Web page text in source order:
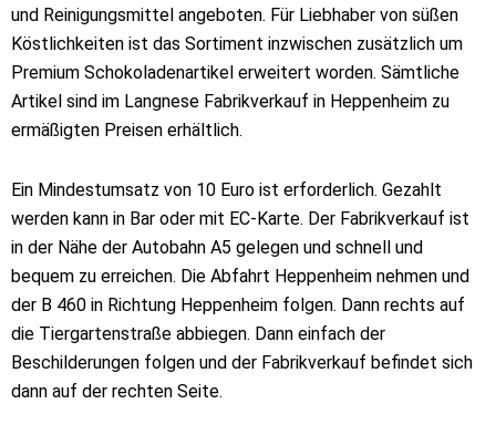
und Reinigungsmittel angeboten. Für Liebhaber von süßen
Köstlichkeiten ist das Sortiment inzwischen zusätzlich um
Premium Schokoladenartikel erweitert worden. Sämtliche
Artikel sind im Langnese Fabrikverkauf in Heppenheim zu
ermäßigten Preisen erhältlich.
Ein Mindestumsatz von 10 Euro ist erforderlich. Gezahlt
werden kann in Bar oder mit EC-Karte. Der Fabrikverkauf ist
in der Nähe der Autobahn A5 gelegen und schnell und
bequem zu erreichen. Die Abfahrt Heppenheim nehmen und
der B 460 in Richtung Heppenheim folgen. Dann rechts auf
die Tiergartenstraße abbiegen. Dann einfach der
Beschilderungen folgen und der Fabrikverkauf befindet sich
dann auf der rechten Seite.